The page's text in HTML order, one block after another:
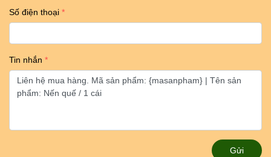
Số điện thoại
Tin nhắn
Gửi